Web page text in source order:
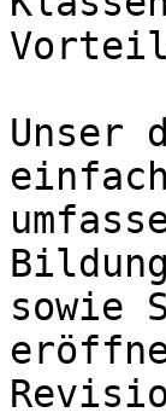
Unser
sowie